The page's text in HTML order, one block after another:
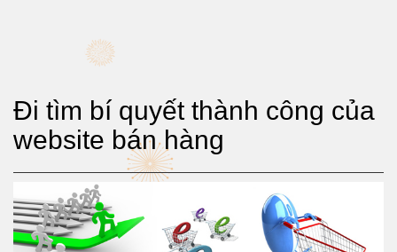
Đi tìm bí quyết thành công của
website bán hàng